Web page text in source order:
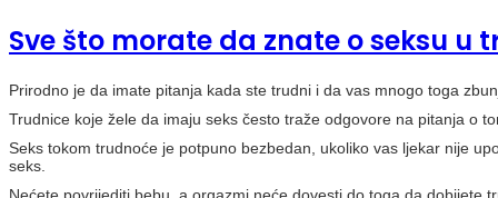
Sve što morate da znate o seksu u
Prirodno je da imate pitanja kada ste trudni i da vas mnogo toga
Trudnice koje žele da imaju seks često traže odgovore na pitanja o
Seks tokom trudnoće je potpuno bezbedan, ukoliko vas ljekar nije
seks.